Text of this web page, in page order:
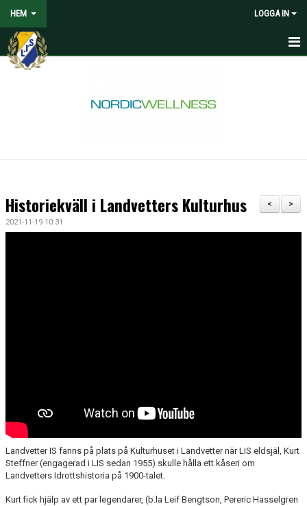
HEM LOGGA IN
HEM
BLI PARTNER TILL LIS
MEDIA
KONTAKT
>
<
Historiekväll i Landvetters Kulturhus
2021-11-19 10:31
Landvetter IS fanns på plats på Kulturhuset i Landvetter när LIS eldsjäl, Kurt
Steffner (engagerad i LIS sedan 1955) skulle hålla ett kåseri om
Landvetters Idrottshistoria på 1900-talet.
Kurt fick hjälp av ett par legendarer, (b.la Leif Bengtson, Pereric Hasselgren